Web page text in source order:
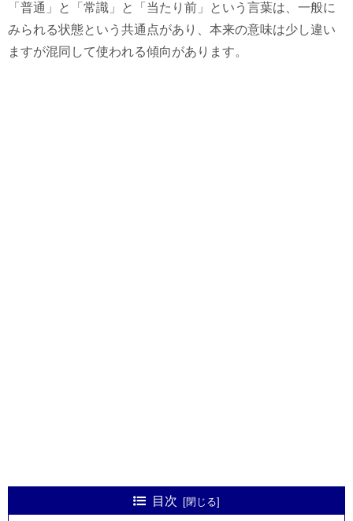
「普通」と「常識」と「当たり前」という言葉は、一般に
みられる状態という共通点があり、本来の意味は少し違い
ますが混同して使われる傾向があります。
目次